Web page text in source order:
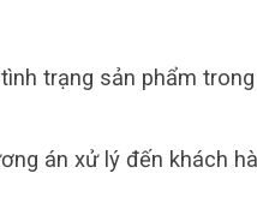
trạng sản phẩm
án xử lý đến khách